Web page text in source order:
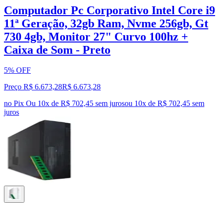
Computador Pc Corporativo Intel Core i9
11ª Geração, 32gb Ram, Nvme 256gb, Gt
730 4gb, Monitor 27" Curvo 100hz +
Caixa de Som - Preto
5% OFF
Preço R$ 6.673,28R$ 6.673,28
no Pix Ou 10x de R$ 702,45 sem jurosou 10x de R$ 702,45 sem
juros